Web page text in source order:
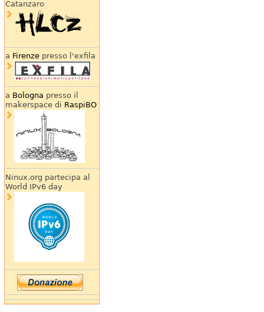
Catanzaro
a Firenzepresso l'exfila
a Bologna presso il
makerspace di RaspiBO
Ninux.org partecipa al
World IPv6 day